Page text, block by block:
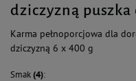
dziczyzną puszka
Karma pełnoporcjowa dla
dziczyzną 6 x 400 g
Smak(4)